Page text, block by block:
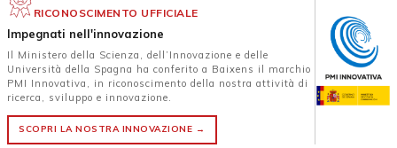
RICONOSCIMENTO UFFICIALE
Impegnati nell'innovazione
Il Ministero della Scienza, dell’Innovazione e delle
Università della Spagna ha conferito a Baixens il marchio
PMI Innovativa, in riconoscimento della nostra attività di
ricerca, sviluppo e innovazione.
SCOPRI LA NOSTRA INNOVAZIONE →